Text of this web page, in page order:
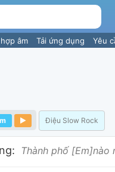
âm Tải ứng dụng Yêu
Điệu Slow Rock
Thành phố [Em]nào